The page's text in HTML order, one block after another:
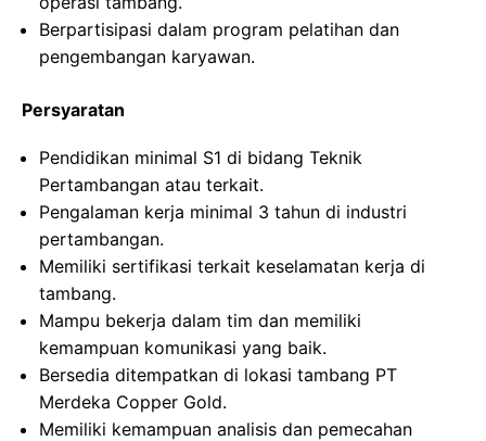
Berpartisipasi dalam program pelatihan dan
pengembangan karyawan.
Persyaratan
Pendidikan minimal S1 di bidang Teknik
Pertambangan atau terkait.
Pengalaman kerja minimal 3 tahun di industri
pertambangan.
Memiliki sertifikasi terkait keselamatan kerja di
tambang.
Mampu bekerja dalam tim dan memiliki
kemampuan komunikasi yang baik.
Bersedia ditempatkan di lokasi tambang PT
Merdeka Copper Gold.
Memiliki kemampuan analisis dan pemecahan